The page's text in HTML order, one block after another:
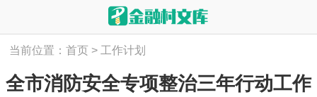
当前位置：首页 > 工作计划
全市消防安全专项整治三年行动工作